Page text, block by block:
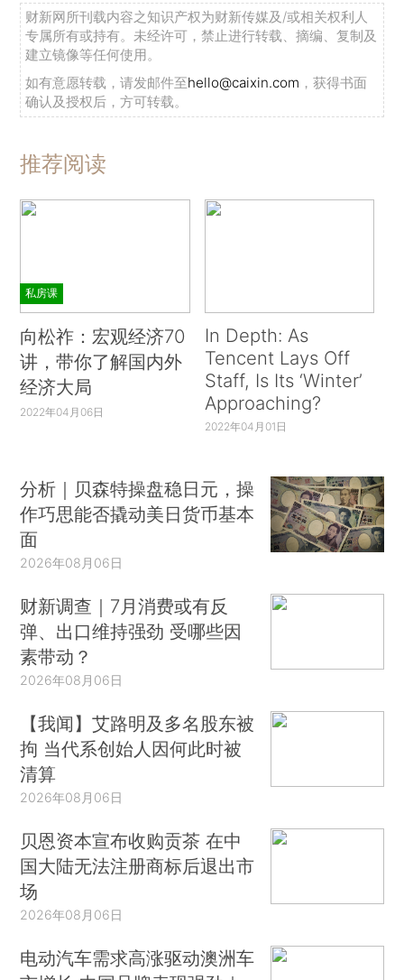
财新网所刊载内容之知识产权为财新传媒及/或相关权利人
专属所有或持有。未经许可，禁止进行转载、摘编、复制及
建立镜像等任何使用。
如有意愿转载，请发邮件至hello@caixin.com ，获得书面
确认及授权后，方可转载。
推荐阅读
私房课
向松祚：宏观经济70
讲，带你了解国内外
经济大局
2022年04月06日
In Depth: As
Tencent Lays Off
Staff, Is Its ‘Winter’
Approaching?
2022年04月01日
分析｜贝森特操盘稳日元，操
作巧思能否撬动美日货币基本
面
2026年08月06日
财新调查｜7月消费或有反
弹、出口维持强劲 受哪些因
素带动？
2026年08月06日
【我闻】艾路明及多名股东被
拘 当代系创始人因何此时被
清算
2026年08月06日
贝恩资本宣布收购贡茶 在中
国大陆无法注册商标后退出市
场
2026年08月06日
电动汽车需求高涨驱动澳洲车